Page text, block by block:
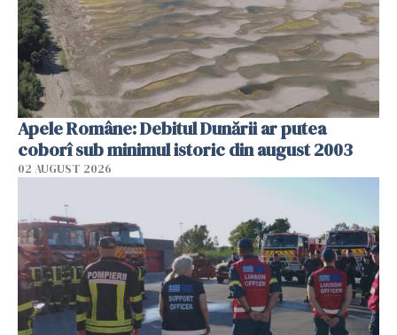
Apele Române: Debitul Dunării ar putea
coborî sub minimul istoric din august 2003
02 AUGUST 2026